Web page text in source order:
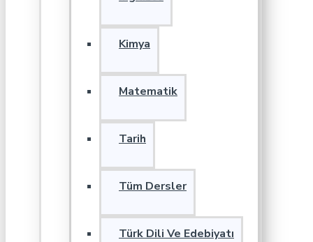
Kimya
Matematik
Tarih
Tüm Dersler
Türk Dili Ve Edebiyatı